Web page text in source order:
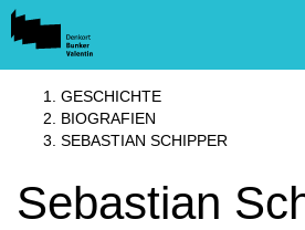
Cookie
Einstellungen
anpassen
Zum
Inhalt
Website
springen
Cookie
Einstellungen
anpassen
Kopfbereich
MENU
GESCHICHTE
BIOGRAFIEN
SEBASTIAN SCHIPPER
Sebastian